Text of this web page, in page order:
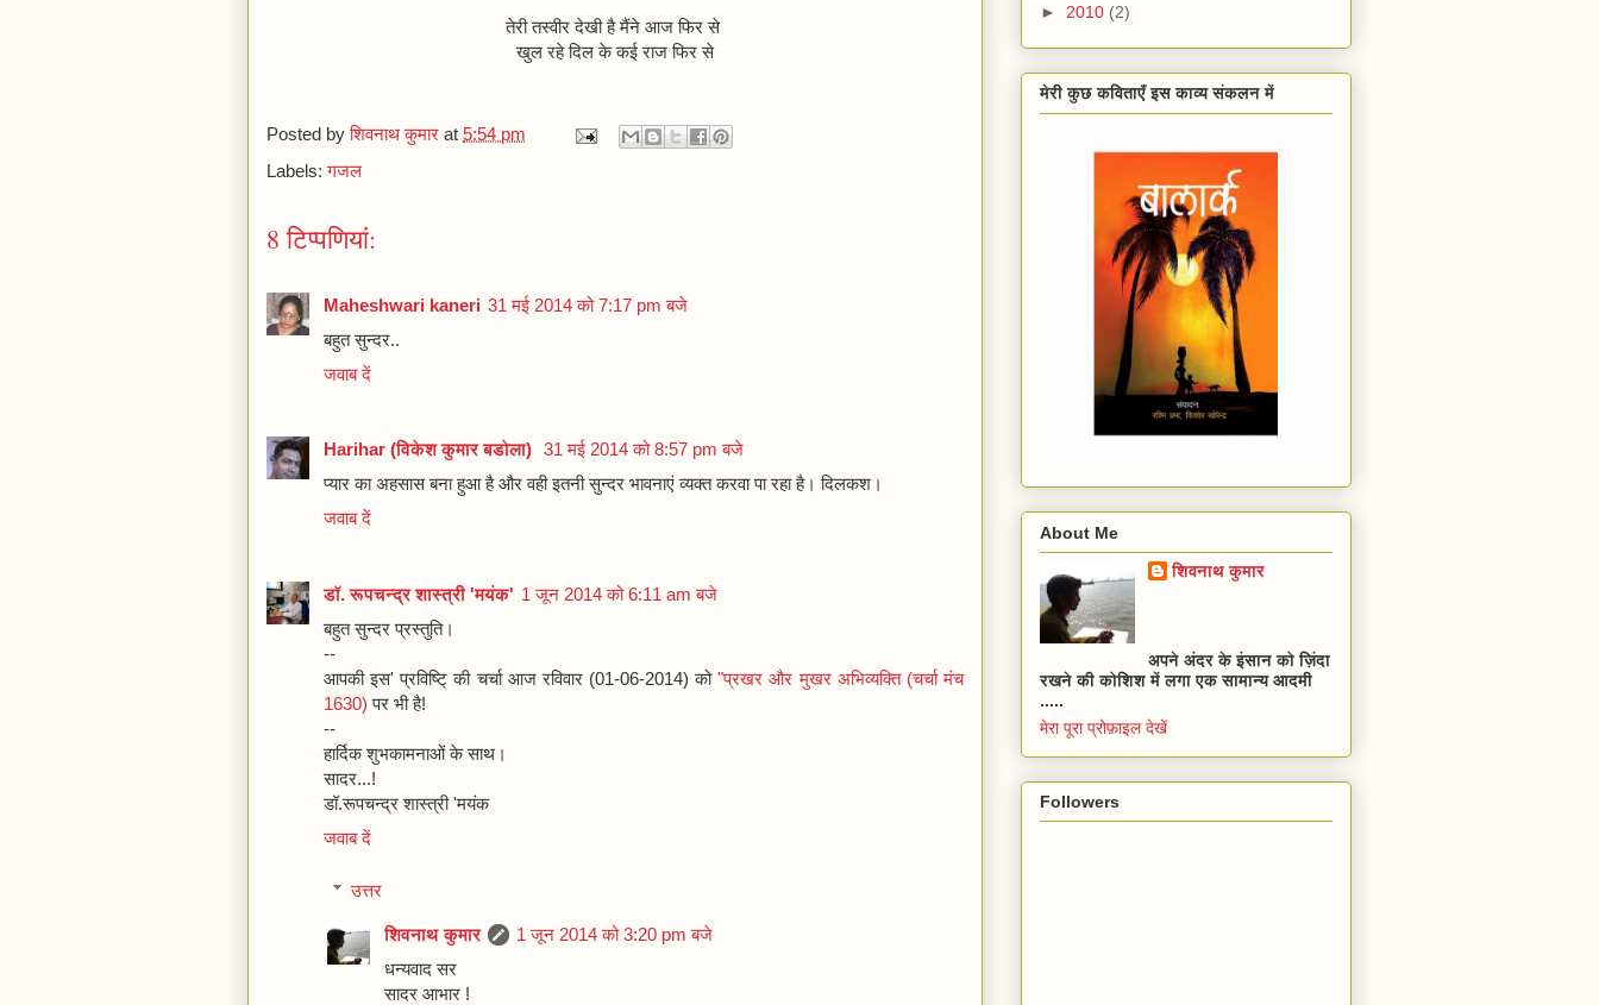
तेरी तस्वीर देखी है मैंने आज फिर से
खुल रहे दिल के कई राज फिर से
Posted byशिवनाथ कुमार at 5:54 pm
Labels:गजल
8 टिप्‍पणियां:
Maheshwari kaneri 31 मई 2014 को 7:17 pm बजे
बहुत सुन्दर..
जवाब दें
Harihar (विकेश कुमार बडोला) 31 मई 2014 को 8:57 pm बजे
प्‍यार का अहसास बना हुआ है और वही इतनी सुन्‍दर भावनाएं व्‍यक्‍त करवा पा रहा है। दिलकश।
जवाब दें
डॉ. रूपचन्द्र शास्त्री 'मयंक' 1 जून 2014 को 6:11 am बजे
बहुत सुन्दर प्रस्तुति।
--
आपकी इस' प्रविष्टि् की चर्चा आज रविवार (01-06-2014) को"प्रखर और मुखर अभिव्यक्ति (चर्चा मंच
1630)पर भी है!
--
हार्दिक शुभकामनाओं के साथ।
सादर...!
डॉ.रूपचन्द्र शास्त्री 'मयंक
जवाब दें
उत्तर
शिवनाथ कुमार
1 जून 2014 को 3:20 pm बजे
धन्यवाद सर
सादर आभार !
► 2010 (2)
मेरी कुछ कविताएँ इस काव्य संकलन में
About Me
शिवनाथ कुमार
अपने अंदर के इंसान को ज़िंदा
रखने की कोशिश में लगा एक सामान्य आदमी
.....
मेरा पूरा प्रोफ़ाइल देखें
Followers